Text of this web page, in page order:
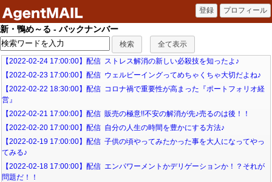
新・鴨め～る - バックナンバー
【2022-02-24 17:00:00】配信 ストレス解消の新しい必殺技を知ったよ♪
【2022-02-23 17:00:00】配信 ウェルビーイングってめちゃくちゃ大切だよね♪
【2022-02-22 18:30:00】配信 コロナ禍で重要性が高まった『ポートフォリオ経
営』
【2022-02-21 17:00:00】配信 販売の極意!!不安の解消が先♪売るのは後！！
【2022-02-20 17:00:00】配信 自分の人生の時間を豊かにする方法♪
【2022-02-19 17:00:00】配信 子供の頃やってみたかった事を大人になってやっ
てみる♪
【2022-02-18 17:00:00】配信 エンパワーメントかデリゲーションか！？それが
問題だ！！